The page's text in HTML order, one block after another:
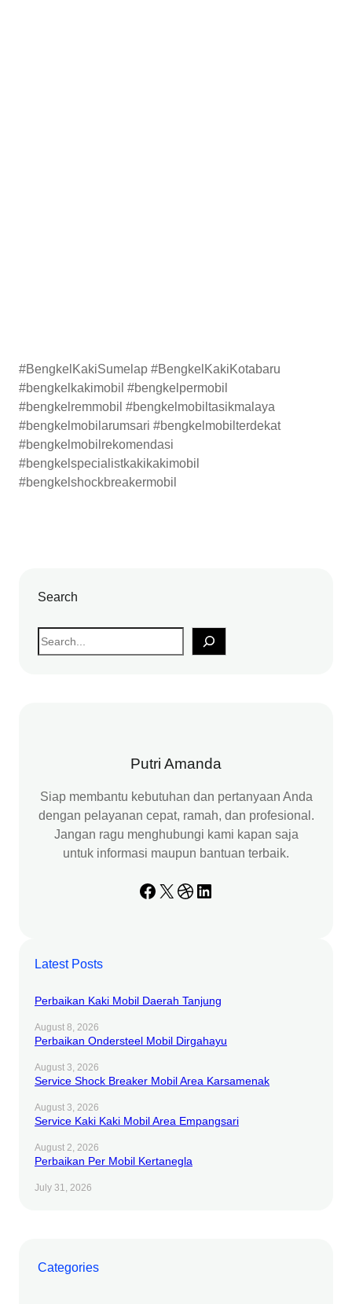
#BengkelKakiSumelap #BengkelKakiKotabaru
#bengkelkakimobil #bengkelpermobil
#bengkelremmobil #bengkelmobiltasikmalaya
#bengkelmobilarumsari #bengkelmobilterdekat
#bengkelmobilrekomendasi
#bengkelspecialistkakikakimobil
#bengkelshockbreakermobil
Search
S
e
Putri Amanda
Siap membantu kebutuhan dan pertanyaan Anda
dengan pelayanan cepat, ramah, dan profesional.
Jangan ragu menghubungi kami kapan saja
untuk informasi maupun bantuan terbaik.
Facebook X Dribbble LinkedIn
Latest Posts
Perbaikan Kaki Mobil Daerah Tanjung
August 8, 2026
Perbaikan Ondersteel Mobil Dirgahayu
August 3, 2026
Service Shock Breaker Mobil Area Karsamenak
August 3, 2026
Service Kaki Kaki Mobil Area Empangsari
August 2, 2026
Perbaikan Per Mobil Kertanegla
July 31, 2026
Categories